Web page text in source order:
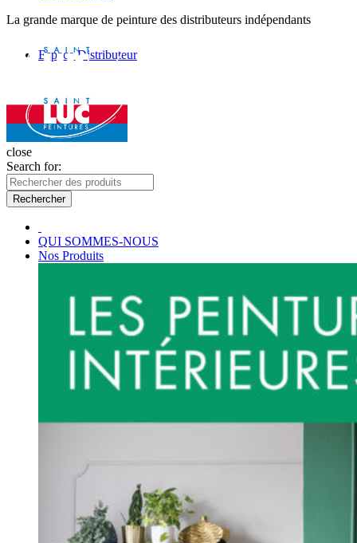
La grande marque de peinture des distributeurs indépendants
Espace Distributeur
close
Search for:
Rechercher
QUI SOMMES-NOUS
Nos Produits